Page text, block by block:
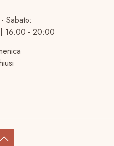
Sabato:
16.00 - 20:00